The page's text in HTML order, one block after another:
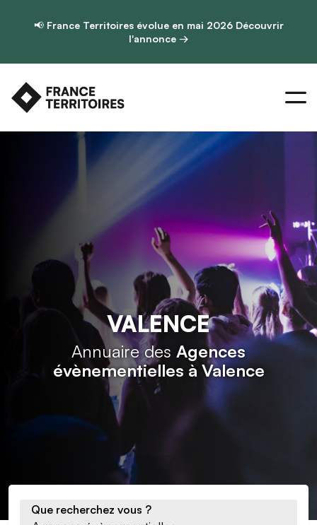
📢 France Territoires évolue en mai 2026 Découvrir
l'annonce →
VALENCE
Annuaire des Agences
évènementielles à Valence
Que recherchez vous ?